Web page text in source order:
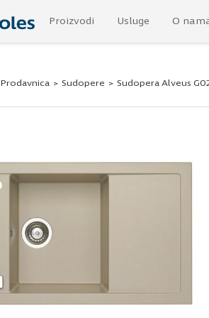
Proizvodi Usluge O
Prodavnica > Sudopere > Sudopera Alveus